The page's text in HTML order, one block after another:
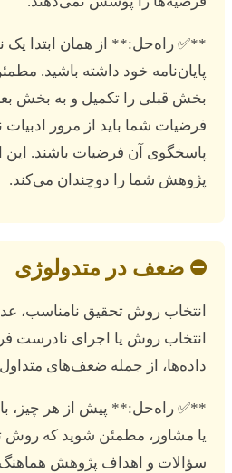
راه‌حل:** از همان ابتدا یک نقشه
خود داشته باشید. مطمئن
قبلی را تکمیل و به بخش بعدی
شما باید از مرور ادبیات نشأت
آن فرضیات باشند. این
شما را دوچندان می‌کند.
ضعف در متدولوژی
روش تحقیق نامناسب، عدم
روش یا اجرای نادرست
از جمله ضعف‌های متداول
راه‌حل:** پیش از هر چیز، با
مشاور، مطمئن شوید که روش
و اهداف پژوهش هماهنگ